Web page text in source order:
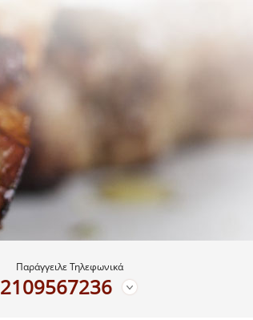
Παράγγειλε Τηλεφωνικά
2109567236